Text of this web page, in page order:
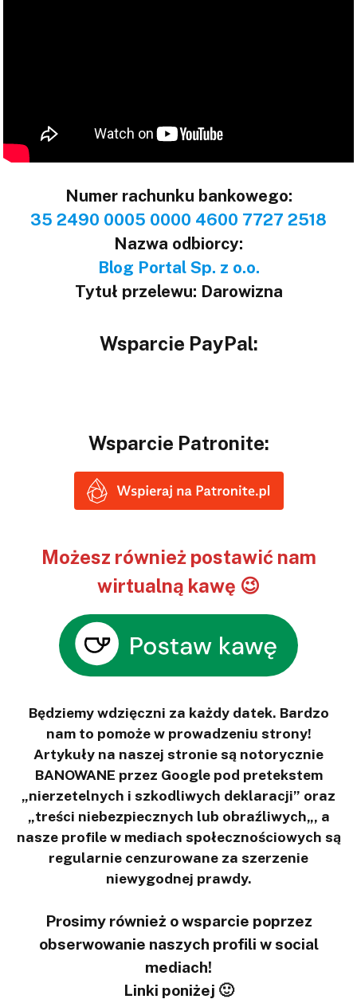
Numer rachunku bankowego:
35 2490 0005 0000 4600 7727 2518
Nazwa odbiorcy:
Blog Portal Sp. z o.o.
Tytuł przelewu: Darowizna
Wsparcie PayPal:
Wsparcie Patronite:
Możesz również postawić nam
wirtualną kawę 😉
Będziemy wdzięczni za każdy datek. Bardzo
nam to pomoże w prowadzeniu strony!
Artykuły na naszej stronie są notorycznie
BANOWANE przez Google pod pretekstem
„nierzetelnych i szkodliwych deklaracji” oraz
„treści niebezpiecznych lub obraźliwych„, a
nasze profile w mediach społecznościowych są
regularnie cenzurowane za szerzenie
niewygodnej prawdy.
Prosimy również o wsparcie poprzez
obserwowanie naszych profili w social
mediach!
Linki poniżej 🙂